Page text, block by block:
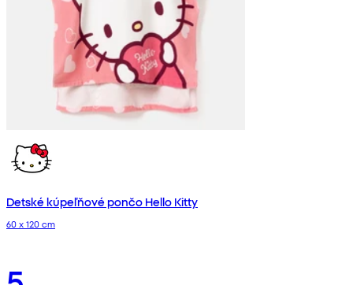
Detské kúpeľňové pončo Hello Kitty
60 x 120 cm